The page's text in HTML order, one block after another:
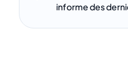
informe des